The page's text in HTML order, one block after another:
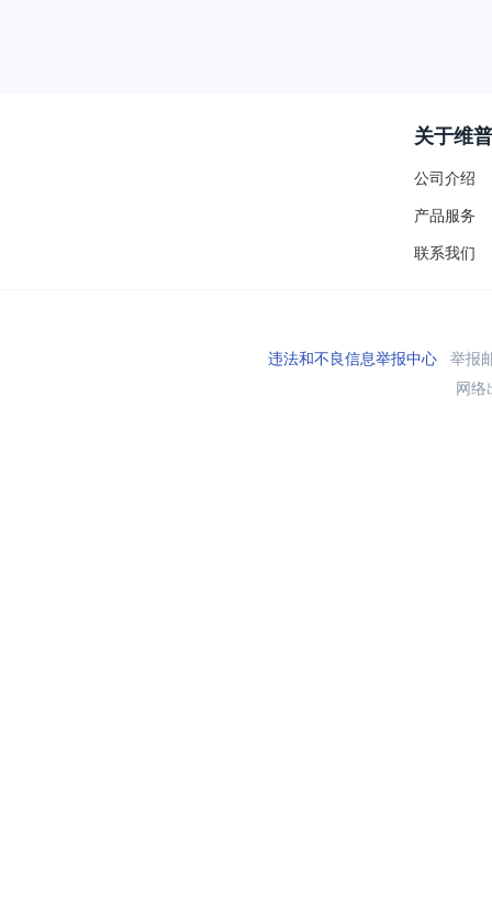
关于维普
公司介绍
产品服务
联系我们
违法和不良信息举报中心举报
网